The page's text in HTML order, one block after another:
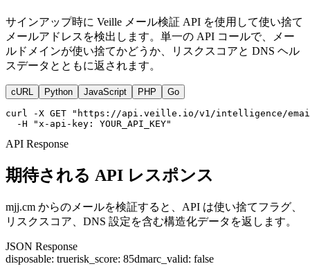
サインアップ時に Veille メール検証 API を使用して使い捨て
メールアドレスを検出します。単一の API コールで、メー
ルドメインが使い捨てかどうか、リスクスコアと DNS ヘル
スデータとともに返されます。
cURL Python JavaScript PHP Go
curl -X GET "https://api.veille.io/v1/intelligence/
  -H "x-api-key: YOUR_API_KEY"
API Response
期待される API レスポンス
mjj.cm からのメールを検証すると、API は使い捨てフラグ、
リスクスコア、DNS 設定を含む構造化データを返します。
JSON Response
disposable: truerisk_score: 85dmarc_valid: false